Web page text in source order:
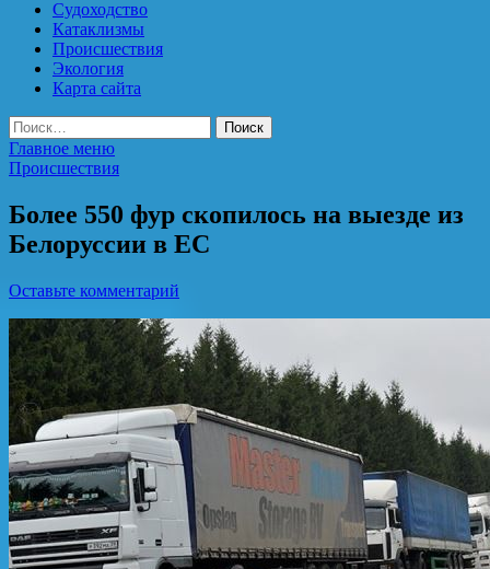
Судоходство
Катаклизмы
Происшествия
Экология
Карта сайта
Найти:
Главное меню
Происшествия
Более 550 фур скопилось на выезде из
Белоруссии в ЕС
Оставьте комментарий